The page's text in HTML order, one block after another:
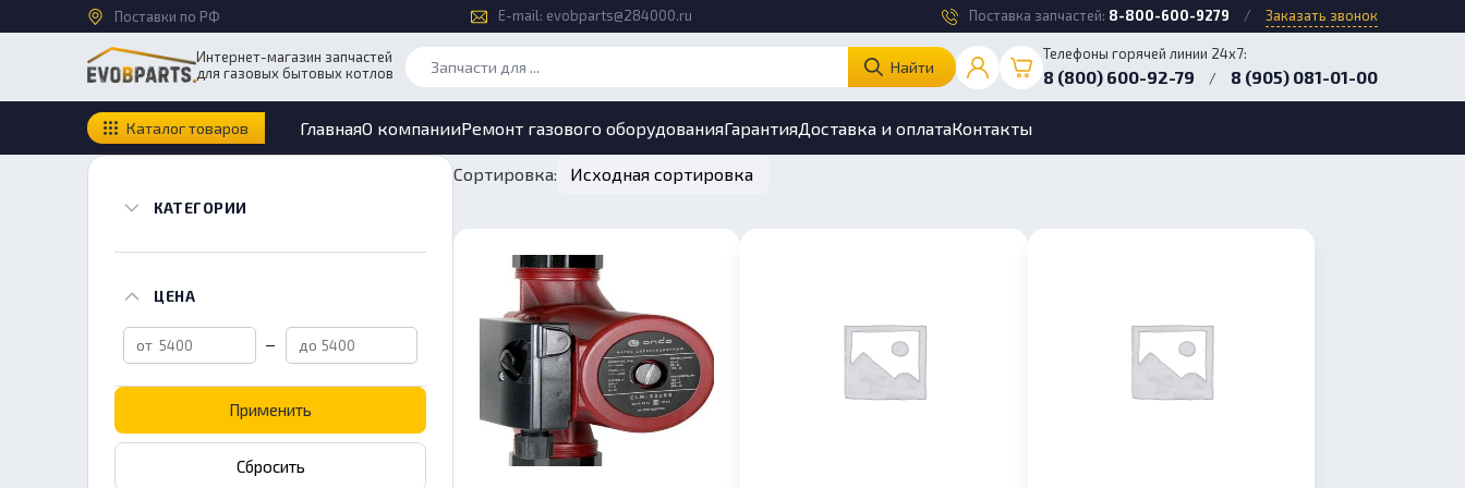
Поставки по РФ E-mail: evobparts@284000.ru Поставка запчастей: 8-800-600-9279 / Заказать звонок
Интернет-магазин запчастей
для газовых бытовых котлов
Найти
Телефоны горячей линии 24х7:
8 (800) 600-92-79 / 8 (905) 081-01-00
Каталог товаров ГлавнаяО компанииРемонт газового оборудованияГарантияДоставка и оплатаКонтакты
КАТЕГОРИИ
ЦЕНА
Применить
Сбросить
Сортировка: